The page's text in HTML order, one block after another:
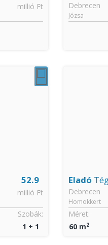
millió Ft
52.9
millió Ft
Szobák:
1 + 1
Debrecen
Józsa
Eladó
Debrecen
Homokkert
Méret:
60 m2